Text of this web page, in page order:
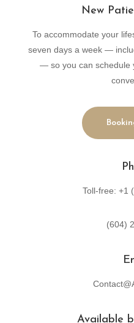
New
To accommodate your
seven days a week —
— so you can schedule
Toll-free: +1
(604)
Available